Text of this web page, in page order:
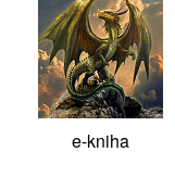
e-kniha